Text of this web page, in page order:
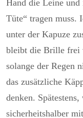
Hand die Leine und
Tüte“ tragen muss.
unter der Kapuze
bleibt die Brille frei
solange der Regen
das zusätzliche
denken.
sicherheitshalber